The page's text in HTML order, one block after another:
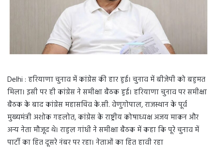
Delhi : हरियाणा चुनाव में कांग्रेस की हार हुई। चुनाव में बीजेपी को बहुमत
मिला। इसी पर ही कांग्रेस ने समीक्षा बैठक हुई। हरियाणा चुनाव पर समीक्षा
बैठक के बाद कांग्रेस महासचिव के.सी. वेणुगोपाल, राजस्थान के पूर्व
मुख्यमंत्री अशोक गहलोत, कांग्रेस के राष्ट्रीय कोषाध्यक्ष अजय माकन और
अन्य नेता मौजूद थे। राहुल गांधी ने समीक्षा बैठक में कहा कि पूरे चुनाव में
पार्टी का हित दूसरे नंबर पर रहा। नेताओं का हित हावी रहा